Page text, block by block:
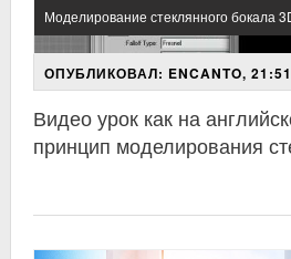
Моделирование стеклянного бокала
ОПУБЛИКОВАЛ: ENCANTO, 21:51
Видео урок как на
принцип моделирования